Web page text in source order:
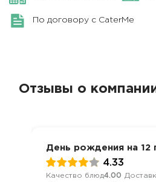
По договору с CaterMe
Отзывы о
День рождения на 12
4.33
Качество блюд4.00